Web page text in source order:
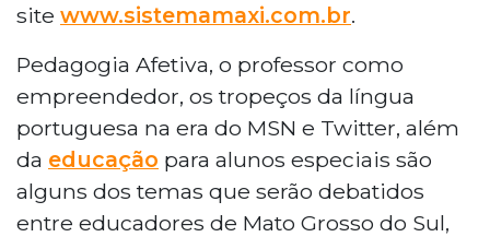
site www.sistemamaxi.com.br.
Pedagogia Afetiva, o professor como
empreendedor, os tropeços da língua
portuguesa na era do MSN e Twitter, além
da educação para alunos especiais são
alguns dos temas que serão debatidos
entre educadores de Mato Grosso do Sul,